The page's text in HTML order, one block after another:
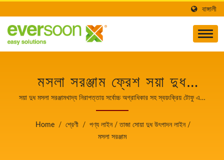
বাঙ্গালী
মসলা সরঞ্জাম ফ্রেশ সয়া দুধ
উৎপাদন লাইনের একটি মেশিন।
খাদ্য নিরাপত্তায় সর্বোচ্চ
অগ্রাধিকার সহ স্বয়ংক্রিয় টোফু
সয়া দুধ মসলা সরঞ্জামখাদ্য নিরাপত্তায় সর্বোচ্চ অগ্রাধিকার সহ স্বয়ংক্রিয় টোফু এবং
সোয়ামিল্ক তৈরির যন্ত্রপাতির নেতা।
Home / শ্রেণী / পণ্য লাইন / তাজা সোয়া দুধ উৎপাদন লাইন /
মসলা সরঞ্জাম